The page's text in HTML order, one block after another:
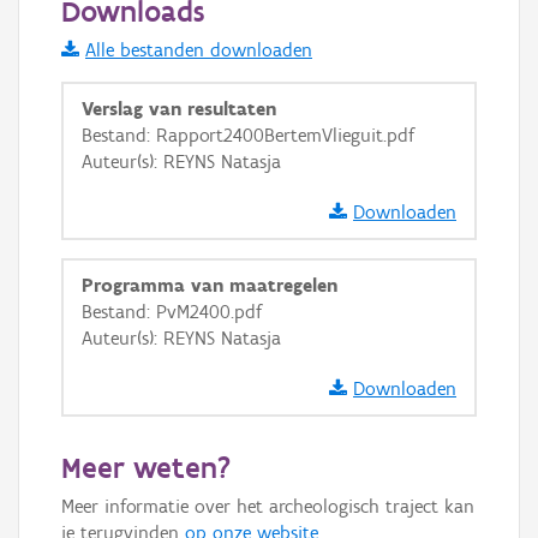
Informatie Vlaanderen
i
+ −
Basis Lagen
GRB-Basiskaart
GRB-Basiskaart in grijswaarden
Downloads
Alle bestanden downloaden
Verslag van resultaten
Bestand: Rapport2400BertemVlieguit.pdf
Auteur(s): REYNS Natasja
Downloaden
Programma van maatregelen
Bestand: PvM2400.pdf
Auteur(s): REYNS Natasja
Downloaden
Meer weten?
Meer informatie over het archeologisch traject kan
je terugvinden op onze website